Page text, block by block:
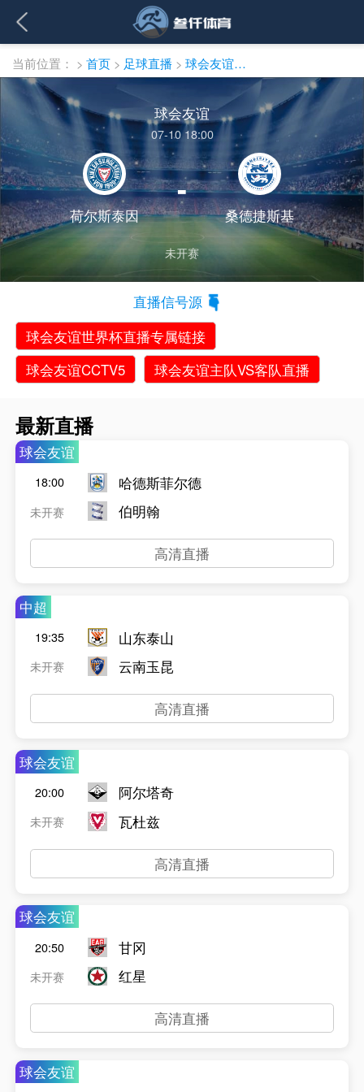
当前位置： > 首页 > 足球直播 > 球会友谊直播
球会友谊
07-10 18:00
荷尔斯泰因
-
桑德捷斯基
未开赛
直播信号源
球会友谊世界杯直播专属链接
球会友谊CCTV5
球会友谊主队VS客队直播
最新直播
球会友谊
18:00
未开赛
哈德斯菲尔德
伯明翰
高清直播
中超
19:35
未开赛
山东泰山
云南玉昆
高清直播
球会友谊
20:00
未开赛
阿尔塔奇
瓦杜兹
高清直播
球会友谊
20:50
未开赛
甘冈
红星
高清直播
球会友谊